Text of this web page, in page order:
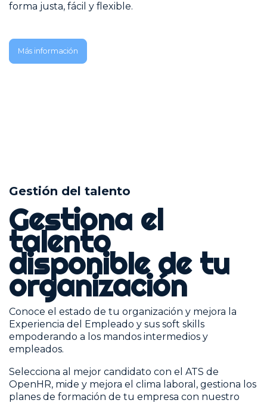
forma justa, fácil y flexible.
Más información
Gestión del talento
Gestiona el
talento
disponible de tu
organización
Conoce el estado de tu organización y mejora la
Experiencia del Empleado y sus soft skills
empoderando a los mandos intermedios y
empleados.
Selecciona al mejor candidato con el ATS de
OpenHR, mide y mejora el clima laboral, gestiona los
planes de formación de tu empresa con nuestro